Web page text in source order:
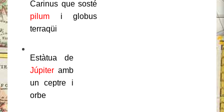
Carinus que sosté
pilum i globus
terraqüi
Estàtua de
Júpiter amb
un ceptre i
orbe